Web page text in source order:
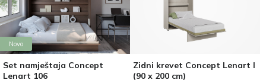
Novo
Set namještaja Concept
Lenart 106
Zidni krevet Concept Lenart I
(90 x 200 cm)